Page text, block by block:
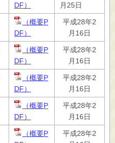
DF）
月25日
（概要P
DF）
平成28年2
月16日
（概要P
DF）
平成28年2
月16日
（概要P
DF）
平成28年2
月16日
（概要P
DF）
平成28年2
月16日
（概要P
平成28年2